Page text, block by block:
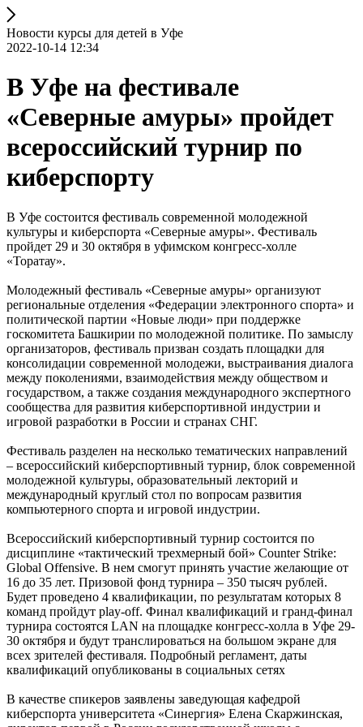
Новости курсы для детей в Уфе
2022-10-14 12:34
В Уфе на фестивале
«Северные амуры» пройдет
всероссийский турнир по
киберспорту
В Уфе состоится фестиваль современной молодежной
культуры и киберспорта «Северные амуры». Фестиваль
пройдет 29 и 30 октября в уфимском конгресс-холле
«Торатау».
Молодежный фестиваль «Северные амуры» организуют
региональные отделения «Федерации электронного спорта» и
политической партии «Новые люди» при поддержке
госкомитета Башкирии по молодежной политике. По замыслу
организаторов, фестиваль призван создать площадки для
консолидации современной молодежи, выстраивания диалога
между поколениями, взаимодействия между обществом и
государством, а также создания международного экспертного
сообщества для развития киберспортивной индустрии и
игровой разработки в России и странах СНГ.
Фестиваль разделен на несколько тематических направлений
‒ всероссийский киберспортивный турнир, блок современной
молодежной культуры, образовательный лекторий и
международный круглый стол по вопросам развития
компьютерного спорта и игровой индустрии.
Всероссийский киберспортивный турнир состоится по
дисциплине «тактический трехмерный бой» Counter Strike:
Global Offensive. В нем смогут принять участие желающие от
16 до 35 лет. Призовой фонд турнира – 350 тысяч рублей.
Будет проведено 4 квалификации, по результатам которых 8
команд пройдут play-off. Финал квалификаций и гранд-финал
турнира состоятся LAN на площадке конгресс-холла в Уфе 29-
30 октября и будут транслироваться на большом экране для
всех зрителей фестиваля. Подробный регламент, даты
квалификаций опубликованы в социальных сетях
В качестве спикеров заявлены заведующая кафедрой
киберспорта университета «Синергия» Елена Скаржинская,